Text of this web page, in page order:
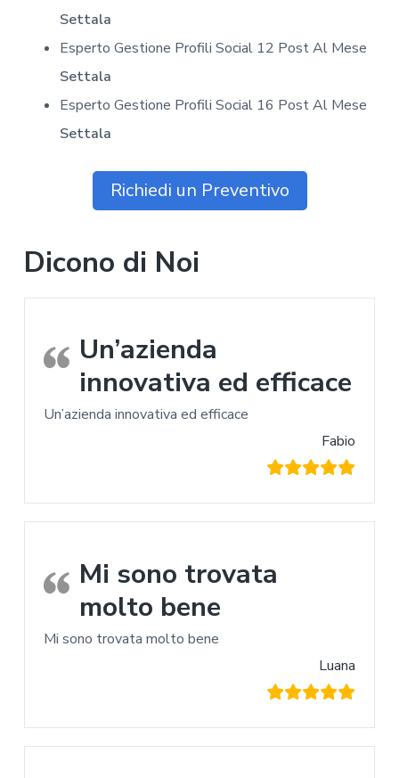
Settala
Esperto Gestione Profili Social 12 Post Al Mese
Settala
Esperto Gestione Profili Social 16 Post Al Mese
Settala
Richiedi un Preventivo
Dicono di Noi
Un’azienda
innovativa ed efficace
Un’azienda innovativa ed efficace
Fabio
Mi sono trovata
molto bene
Mi sono trovata molto bene
Luana